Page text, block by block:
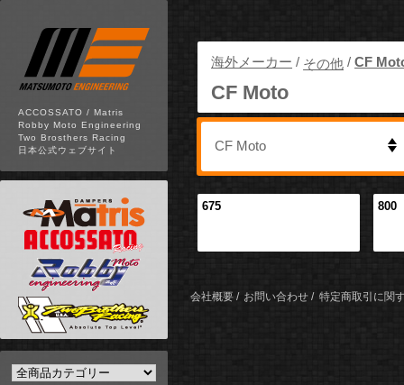
ACCOSSATO / Matris
Robby Moto Engineering
Two Brosthers Racing
日本公式ウェブサイト
海外メーカー / その他 /CF
CF Moto
675 800
会社概要 お問い合わせ 特定商取引に関